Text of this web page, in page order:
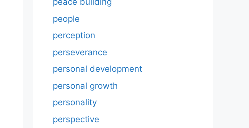
peace building
people
perception
perseverance
personal development
personal growth
personality
perspective